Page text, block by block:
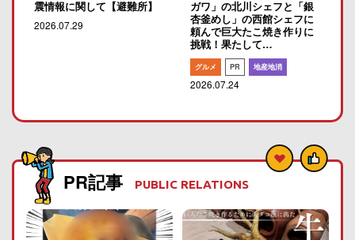
震情報に関して【避難所】
2026.07.29
ガワ」の北川シェフと「銀
杏釜めし」の西館シェフに
頼んで巨大たこ焼き作りに
挑戦！果たして…
グルメ PR 地産地消
2026.07.24
PR記事 PUBLIC RELATIONS